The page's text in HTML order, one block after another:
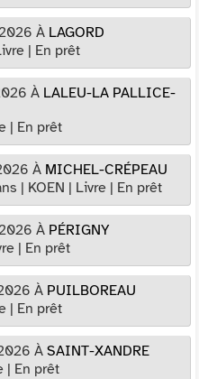
À LAGORD
| En prêt
À LALEU-LA PALLICE-
| En prêt
À MICHEL-CRÉPEAU
| KOEN | Livre | En prêt
À PÉRIGNY
| En prêt
À PUILBOREAU
| En prêt
À SAINT-XANDRE
| En prêt